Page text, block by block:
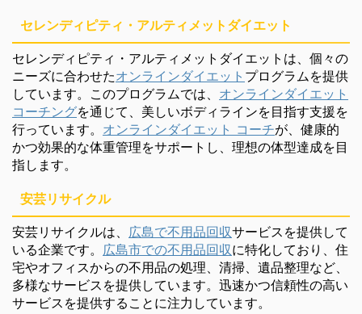
セレンディピティ・アルティメットダイエット
セレンディピティ・アルティメットダイエットは、個々の
ニーズに合わせたオンラインダイエット プログラムを提供
しています。このプログラムでは、 オンラインダイエット
コーチングを通じて、美しいボディラインを目指す支援を
行っています。 オンラインダイエット コーチが、健康的
かつ効果的な体重管理をサポートし、理想の体型達成を目
指します。
安芸リサイクル
安芸リサイクルは、 広島で不用品回収サービスを提供して
いる企業です。 広島市での不用品回収に特化しており、住
宅やオフィスからの不用品の処理、清掃、遺品整理など、
多様なサービスを提供しています。迅速かつ信頼性の高い
サービスを提供することに注力しています。